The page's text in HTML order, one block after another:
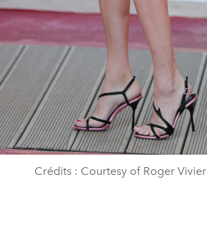
Crédits : Courtesy of Roger Vivier